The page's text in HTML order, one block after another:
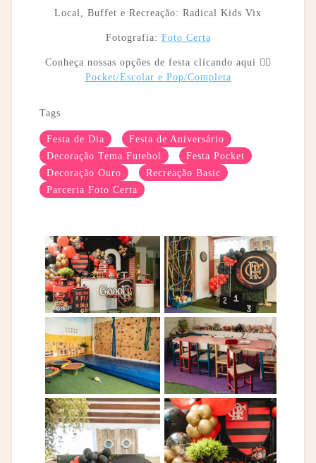
Local, Buffet e Recreação: Radical Kids Vix
Fotografia: Foto Certa
Conheça nossas opções de festa clicando aqui 👉🏼
Pocket/Escolar e Pop/Completa
Tags
Festa de Dia
Festa de Aniversário
Decoração Tema Futebol
Festa Pocket
Decoração Ouro
Recreação Basic
Parceria Foto Certa